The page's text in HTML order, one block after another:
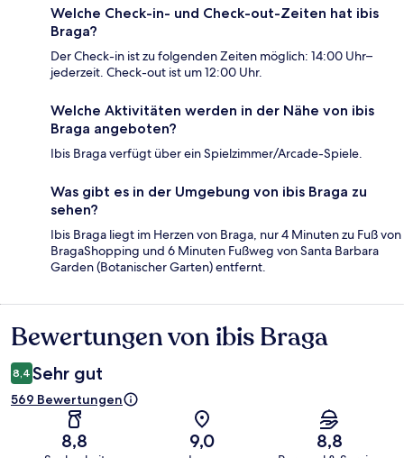
Welche Check-in- und Check-out-Zeiten hat ibis
Braga?
Der Check-in ist zu folgenden Zeiten möglich: 14:00 Uhr–
jederzeit. Check-out ist um 12:00 Uhr.
Welche Aktivitäten werden in der Nähe von ibis
Braga angeboten?
Ibis Braga verfügt über ein Spielzimmer/Arcade-Spiele.
Was gibt es in der Umgebung von ibis Braga zu
sehen?
Ibis Braga liegt im Herzen von Braga, nur 4 Minuten zu Fuß von
BragaShopping und 6 Minuten Fußweg von Santa Barbara
Garden (Botanischer Garten) entfernt.
Bewertungen
Bewertungen von ibis Braga
8,4 Sehr gut
569 Bewertungen
8,8 9,0 8,8